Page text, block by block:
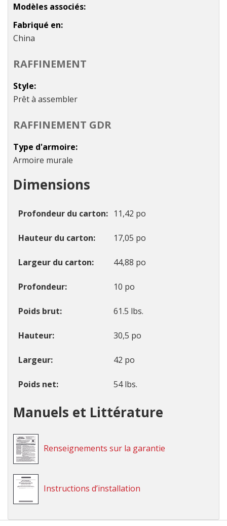
Modèles associés
Fabriqué en
China
RAFFINEMENT
Style
Prêt à assembler
RAFFINEMENT GDR
Type d'armoire
Armoire murale
Dimensions
Profondeur du carton 11,42 po
Hauteur du carton 17,05 po
Largeur du carton 44,88 po
Profondeur 10 po
Poids brut 61.5 lbs.
Hauteur 30,5 po
Largeur 42 po
Poids net 54 lbs.
Manuels et Littérature
Renseignements sur la garantie
Instructions d’installation